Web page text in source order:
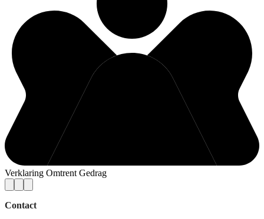
Verklaring Omtrent Gedrag
Contact